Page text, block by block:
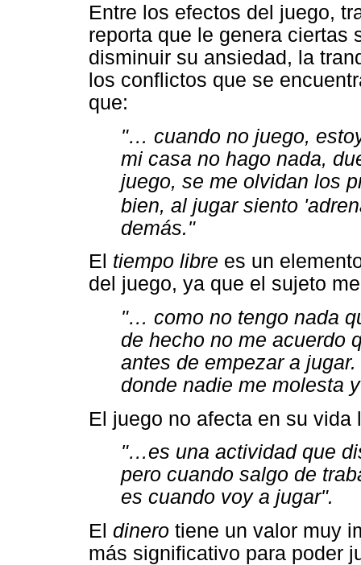
Entre los efectos del juego,
reporta que le genera ciertas
disminuir su ansiedad, la
los conflictos que se
que:
"… cuando no juego,
mi casa no hago nada,
juego, se me olvidan los
bien, al jugar siento
demás."
El tiempo libre es un
del juego, ya que el sujeto
"… como no tengo nada
de hecho no me acuerdo
antes de empezar a
donde nadie me molesta
El juego no afecta en su vida
"…es una actividad que
pero cuando salgo de
es cuando voy a jugar".
El dinero tiene un valor muy
más significativo para poder